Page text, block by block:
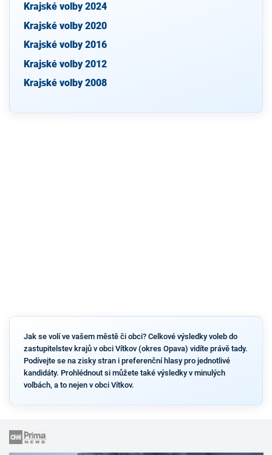
Krajské volby 2024
Krajské volby 2020
Krajské volby 2016
Krajské volby 2012
Krajské volby 2008
Jak se volí ve vašem městě či obci? Celkové výsledky voleb do
zastupitelstev krajů v obci Vítkov (okres Opava) vidíte právě tady.
Podívejte se na zisky stran i preferenční hlasy pro jednotlivé
kandidáty. Prohlédnout si můžete také výsledky v minulých
volbách, a to nejen v obci Vítkov.